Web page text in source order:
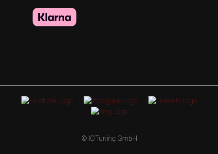
© IOTuning GmbH